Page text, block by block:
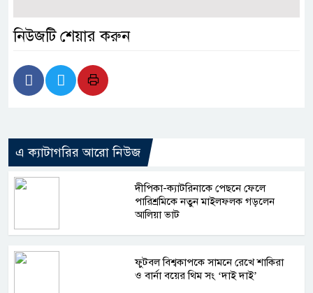
নিউজটি শেয়ার করুন
এ ক্যাটাগরির আরো নিউজ
দীপিকা-ক্যাটরিনাকে পেছনে ফেলে
পারিশ্রমিকে নতুন মাইলফলক গড়লেন
আলিয়া ভাট
ফুটবল বিশ্বকাপকে সামনে রেখে শাকিরা
ও বার্না বয়ের থিম সং ‘দাই দাই’